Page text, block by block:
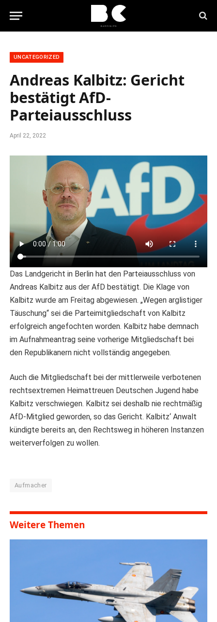
UNCATEGORIZED
Andreas Kalbitz: Gericht
bestätigt AfD-
Parteiausschluss
April 22, 2022
Das Landgericht in Berlin hat den Parteiausschluss von
Andreas Kalbitz aus der AfD bestätigt. Die Klage von
Kalbitz wurde am Freitag abgewiesen. „Wegen arglistiger
Täuschung“ sei die Parteimitgliedschaft von Kalbitz
erfolgreich angefochten worden. Kalbitz habe demnach
im Aufnahmeantrag seine vorherige Mitgliedschaft bei
den Republikanern nicht vollständig angegeben.
Auch die Mitgliedschaft bei der mittlerweile verbotenen
rechtsextremen Heimattreuen Deutschen Jugend habe
Kalbitz verschwiegen. Kalbitz sei deshalb nie rechtmäßig
AfD-Mitglied geworden, so das Gericht. Kalbitz‘ Anwalt
kündigte bereits an, den Rechtsweg in höheren Instanzen
weiterverfolgen zu wollen.
Aufmacher
Weitere Themen